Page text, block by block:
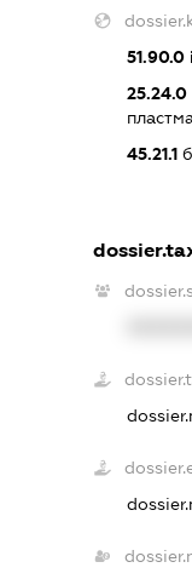
51.90.0
25.24.0
45.21.1